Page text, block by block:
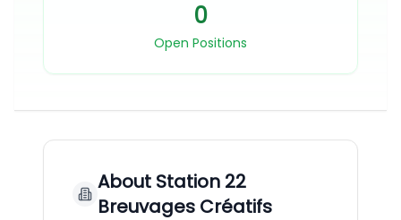
0
Open Positions
About Station 22
Breuvages Créatifs